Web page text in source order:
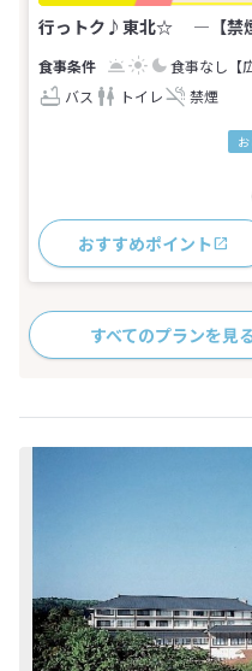
行っトク♪東北☆ ―【禁煙
食事なし
バス
トイレ 禁煙
おすすめポイント
すべてのプランを見